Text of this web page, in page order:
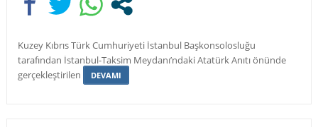
Kuzey Kıbrıs Türk Cumhuriyeti İstanbul Başkonsolosluğu
tarafından İstanbul-Taksim Meydanı’ndaki Atatürk Anıtı önünde
gerçekleştirilen
DEVAMI